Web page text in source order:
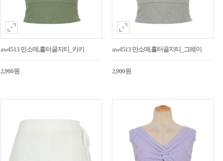
aw4513 민소매,홀터골지티_카키
2,900원
aw4513 민소매,홀터골지티_그레이
2,900원